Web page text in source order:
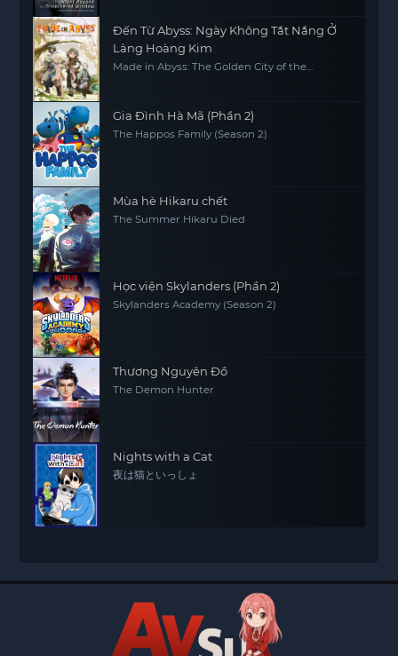
Đến Từ Abyss: Ngày Không Tắt Nắng Ở
Làng Hoàng Kim
Made in Abyss: The Golden City of the
Gia Đình Hà Mã (Phần 2)
The Happos Family (Season 2)
Mùa hè Hikaru chết
The Summer Hikaru Died
Học viện Skylanders (Phần 2)
Skylanders Academy (Season 2)
Thương Nguyên Đồ
The Demon Hunter
Nights with a Cat
夜は猫といっしょ